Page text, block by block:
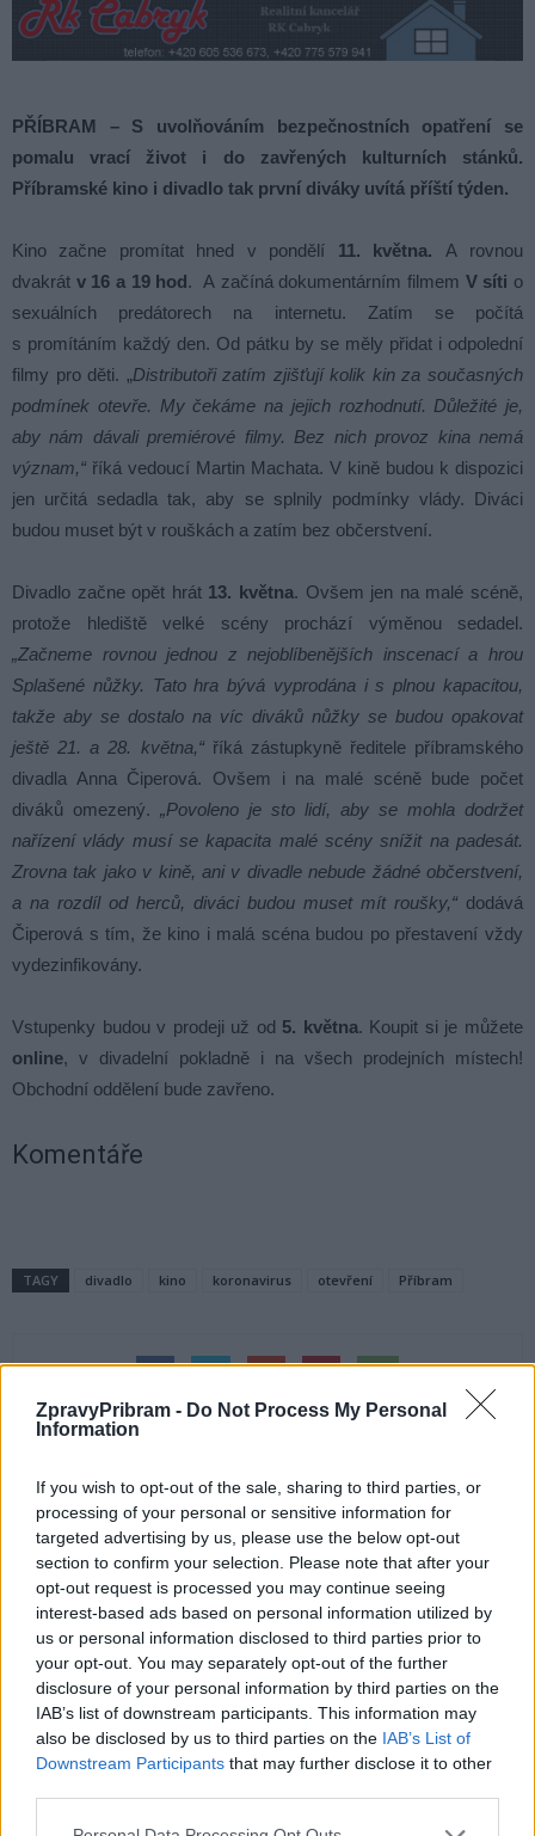
ZpravyPribram - Do Not Process My Personal
Information
If you wish to opt-out of the sale, sharing to third parties, or
processing of your personal or sensitive information for
targeted advertising by us, please use the below opt-out
section to confirm your selection. Please note that after your
opt-out request is processed you may continue seeing
interest-based ads based on personal information utilized by
us or personal information disclosed to third parties prior to
your opt-out. You may separately opt-out of the further
disclosure of your personal information by third parties on the
IAB’s list of downstream participants. This information may
also be disclosed by us to third parties on the IAB’s List of
Downstream Participants that may further disclose it to other
PŘÍBRAM – S uvolňováním bezpečnostních opatření se
pomalu vrací život i do zavřených kulturních stánků.
Příbramské kino i divadlo tak první diváky uvítá příští týden.
Kino začne promítat hned v pondělí 11. května. A rovnou
dvakrát v 16 a 19 hod. A začíná dokumentárním filmem V síti o
sexuálních predátorech na internetu. Zatím se počítá
s promítáním každý den. Od pátku by se měly přidat i odpolední
filmy pro děti. „Distributoři zatím zjišťují kolik kin za současných
podmínek otevře. My čekáme na jejich rozhodnutí. Důležité je,
aby nám dávali premiérové filmy. Bez nich provoz kina nemá
význam,“ říká vedoucí Martin Machata. V kině budou k dispozici
jen určitá sedadla tak, aby se splnily podmínky vlády. Diváci
budou muset být v rouškách a zatím bez občerstvení.
Divadlo začne opět hrát 13. května. Ovšem jen na malé scéně,
protože hlediště velké scény prochází výměnou sedadel.
„Začneme rovnou jednou z nejoblíbenějších inscenací a hrou
Splašené nůžky. Tato hra bývá vyprodána i s plnou kapacitou,
takže aby se dostalo na víc diváků nůžky se budou opakovat
ještě 21. a 28. května,“říká zástupkyně ředitele příbramského
divadla Anna Čiperová. Ovšem i na malé scéně bude počet
diváků omezený. „Povoleno je sto lidí, aby se mohla dodržet
nařízení vlády musí se kapacita malé scény snížit na padesát.
Zrovna tak jako v kině, ani v divadle nebude žádné občerstvení,
a na rozdíl od herců, diváci budou muset mít roušky,“ dodává
Čiperová s tím, že kino i malá scéna budou po přestavení vždy
vydezinfikovány.
Vstupenky budou v prodeji už od 5. května. Koupit si je můžete
online, v divadelní pokladně i na všech prodejních místech!
Obchodní oddělení bude zavřeno.
Komentáře
TAGY divadlo kino koronavirus otevření Příbram
Předchozí článek
Vladimír Král: Čínský virus
zachránil vedení města před
rozhodnutím o aquaparku
Živák do obýváku odhalil své
SOUVISEJÍCÍ ČLÁNKY
VÍCE OD AUTORA